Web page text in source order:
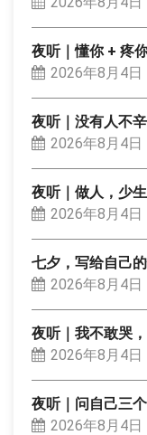
夜听｜懂你 + 疼
2026年8月4日
夜听｜没有人不
2026年8月4日
夜听｜做人，少
2026年8月4日
七夕，写给自己
2026年8月4日
夜听｜我不敢哭
2026年8月4日
夜听｜问自己三
2026年8月4日